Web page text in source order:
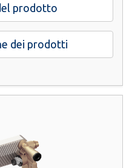
prodotto
dei prodotti